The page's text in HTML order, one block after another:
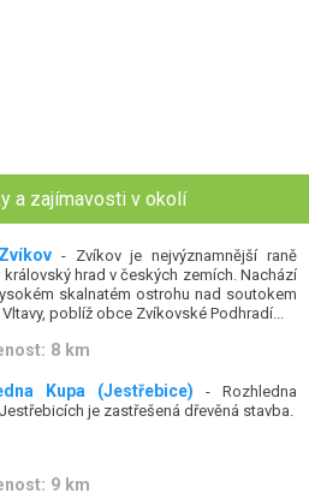
a zajímavosti v okolí
- Zvíkov je nejvýznamnější raně
hrad v českých zemích. Nachází
skalnatém ostrohu nad soutokem
Vltavy, poblíž obce Zvíkovské Podhradí...
8 km
Kupa (Jestřebice) - Rozhledna
je zastřešená dřevěná stavba.
9 km